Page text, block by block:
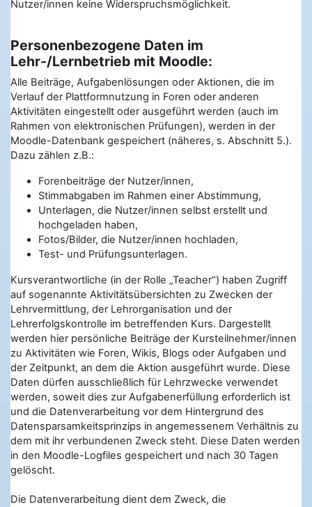
Nutzer/innen keine Widerspruchsmöglichkeit.
Personenbezogene Daten im
Lehr-/Lernbetrieb mit Moodle:
Alle Beiträge, Aufgabenlösungen oder Aktionen, die im
Verlauf der Plattformnutzung in Foren oder anderen
Aktivitäten eingestellt oder ausgeführt werden (auch im
Rahmen von elektronischen Prüfungen), werden in der
Moodle-Datenbank gespeichert (näheres, s. Abschnitt 5.).
Dazu zählen z.B.:
Forenbeiträge der Nutzer/innen,
Stimmabgaben im Rahmen einer Abstimmung,
Unterlagen, die Nutzer/innen selbst erstellt und
hochgeladen haben,
Fotos/Bilder, die Nutzer/innen hochladen,
Test- und Prüfungsunterlagen.
Kursverantwortliche (in der Rolle „Teacher“) haben Zugriff
auf sogenannte Aktivitätsübersichten zu Zwecken der
Lehrvermittlung, der Lehrorganisation und der
Lehrerfolgskontrolle im betreffenden Kurs. Dargestellt
werden hier persönliche Beiträge der Kursteilnehmer/innen
zu Aktivitäten wie Foren, Wikis, Blogs oder Aufgaben und
der Zeitpunkt, an dem die Aktion ausgeführt wurde. Diese
Daten dürfen ausschließlich für Lehrzwecke verwendet
werden, soweit dies zur Aufgabenerfüllung erforderlich ist
und die Datenverarbeitung vor dem Hintergrund des
Datensparsamkeitsprinzips in angemessenem Verhältnis zu
dem mit ihr verbundenen Zweck steht. Diese Daten werden
in den Moodle-Logfiles gespeichert und nach 30 Tagen
gelöscht.
Die Datenverarbeitung dient dem Zweck, die